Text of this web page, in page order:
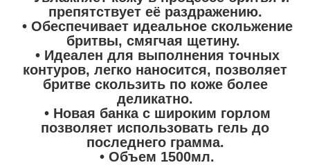
препятствует её раздражению.
• Обеспечивает идеальное скольжение
бритвы, смягчая щетину.
• Идеален для выполнения точных
контуров, легко наносится, позволяет
бритве скользить по коже более
деликатно.
• Новая банка с широким горлом
позволяет использовать гель до
последнего грамма.
• Объем 1500мл.